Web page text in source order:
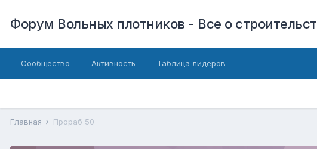
Форум Вольных плотников - Все о
Сообщество Активность Таблица лидеров
Главная Прораб 50